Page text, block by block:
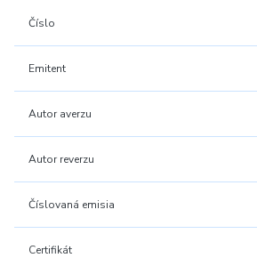
Číslo
Emitent
Autor averzu
Autor reverzu
Číslovaná emisia
Certifikát